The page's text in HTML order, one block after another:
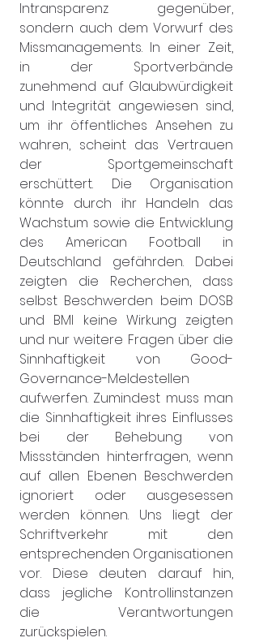
Intransparenz gegenüber,
sondern auch dem Vorwurf des
Missmanagements. In einer Zeit,
in der Sportverbände
zunehmend auf Glaubwürdigkeit
und Integrität angewiesen sind,
um ihr öffentliches Ansehen zu
wahren, scheint das Vertrauen
der Sportgemeinschaft
erschüttert. Die Organisation
könnte durch ihr Handeln das
Wachstum sowie die Entwicklung
des American Football in
Deutschland gefährden. Dabei
zeigten die Recherchen, dass
selbst Beschwerden beim DOSB
und BMI keine Wirkung zeigten
und nur weitere Fragen über die
Sinnhaftigkeit von Good-
Governance-Meldestellen
aufwerfen. Zumindest muss man
die Sinnhaftigkeit ihres Einflusses
bei der Behebung von
Missständen hinterfragen, wenn
auf allen Ebenen Beschwerden
ignoriert oder ausgesessen
werden können. Uns liegt der
Schriftverkehr mit den
entsprechenden Organisationen
vor. Diese deuten darauf hin,
dass jegliche Kontrollinstanzen
die Verantwortungen
zurückspielen.